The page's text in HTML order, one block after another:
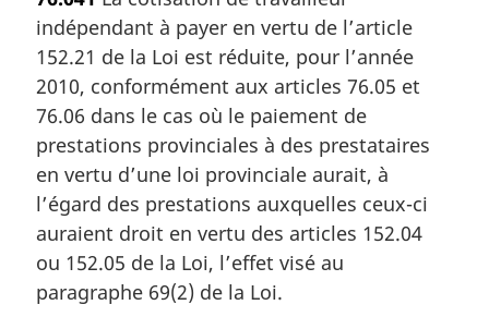
indépendant à payer en vertu de l’article
152.21 de la Loi est réduite, pour l’année
2010, conformément aux articles 76.05 et
76.06 dans le cas où le paiement de
prestations provinciales à des prestataires
en vertu d’une loi provinciale aurait, à
l’égard des prestations auxquelles ceux-ci
auraient droit en vertu des articles 152.04
ou 152.05 de la Loi, l’effet visé au
paragraphe 69(2) de la Loi.